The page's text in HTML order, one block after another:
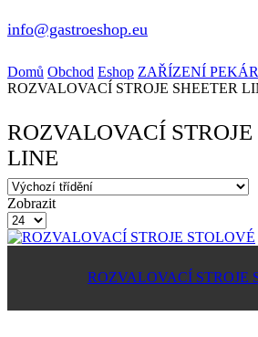
info@gastroeshop.eu
Domů Obchod Eshop ZAŘÍZENÍ
ROZVALOVACÍ STROJE SHEETER
ROZVALOVACÍ STROJE
LINE
Zobrazit
Produkty
na
ROZVALOVACÍ STROJE